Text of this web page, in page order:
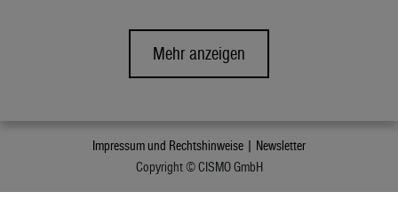
Mehr anzeigen
Impressum und Rechtshinweise | Newsletter
Copyright © CISMO GmbH